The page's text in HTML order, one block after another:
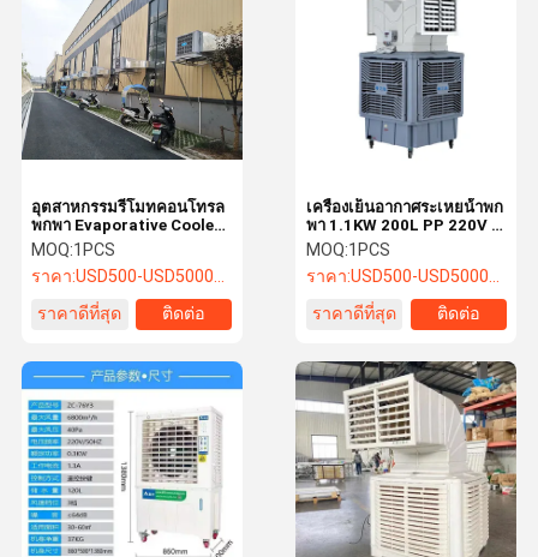
อุตสาหกรรมรีโมทคอนโทรล
พกพา Evaporative Cooler
Outdoor Evaporative Eco
Air Cooler
MOQ:1PCS
ราคา:USD500-USD5000/SET
ราคาดีที่สุด
ติดต่อ
เครื่องเย็นอากาศระเหยน้ําพก
พา 1.1KW 200L PP 220V /
380V
MOQ:1PCS
ราคา:USD500-USD5000/SET
ราคาดีที่สุด
ติดต่อ